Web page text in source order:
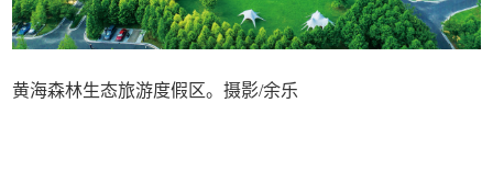
黄海森林生态旅游度假区。摄影/余乐